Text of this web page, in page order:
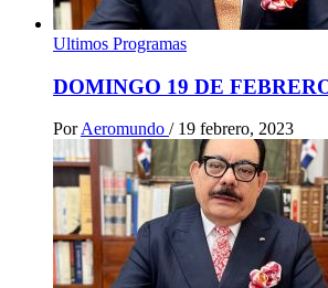
Ultimos Programas
DOMINGO 19 DE
PorAeromundo / 19 febrero, 2023